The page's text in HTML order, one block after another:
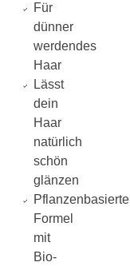
Für
dünner
werdendes
Haar
Lässt
dein
Haar
natürlich
schön
glänzen
Pflanzenbasierte
Formel
mit
Bio-